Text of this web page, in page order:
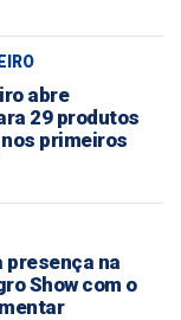
abre
29 produtos
primeiros
presença na
Show com o